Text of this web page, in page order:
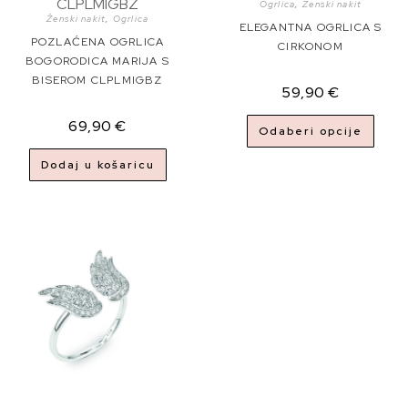
Ženski nakit, Ogrlica
POZLAĆENA OGRLICA
BOGORODICA MARIJA S
BISEROM CLPLMIGBZ
69,90€
Dodaj u košaricu
Ogrlica, Ženski nakit
ELEGANTNA OGRLICA S
CIRKONOM
59,90€
Odaberi opcije